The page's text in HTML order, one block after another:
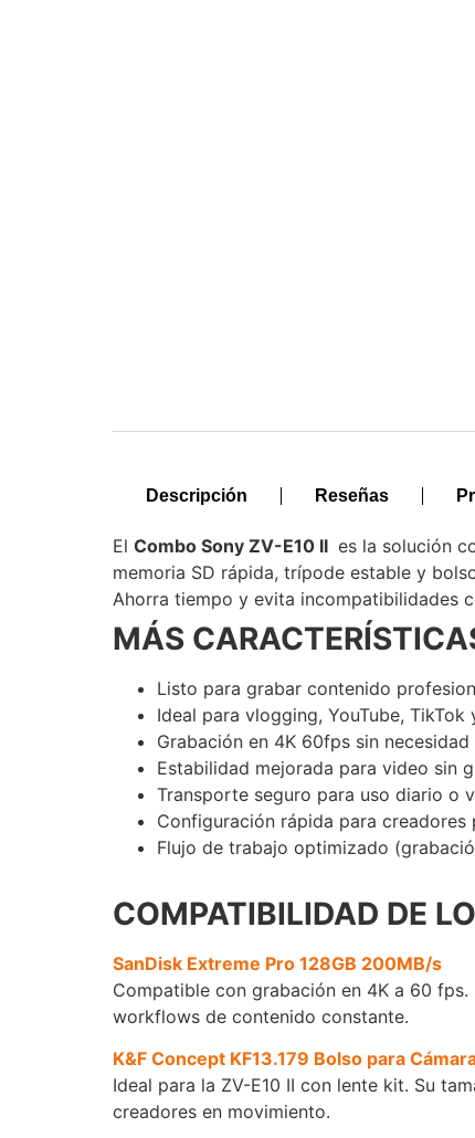
Descripción Reseñas
El Combo Sony ZV-E10 II es la solución
memoria SD rápida, trípode estable y
Ahorra tiempo y evita incompatibilidades
MÁS
Listo para grabar contenido
Ideal para vlogging, YouTube, TikTok
Grabación en 4K 60fps sin
Estabilidad mejorada para video sin
Transporte seguro para uso diario o
Configuración rápida para
Flujo de trabajo optimizado
COMPATIBILIDAD DE
SanDisk Extreme Pro 128GB 200MB/s
Compatible con grabación en 4K a 60
workflows de contenido constante.
K&F Concept KF13.179 Bolso para
Ideal para la ZV-E10 II con lente kit. Su
creadores en movimiento.